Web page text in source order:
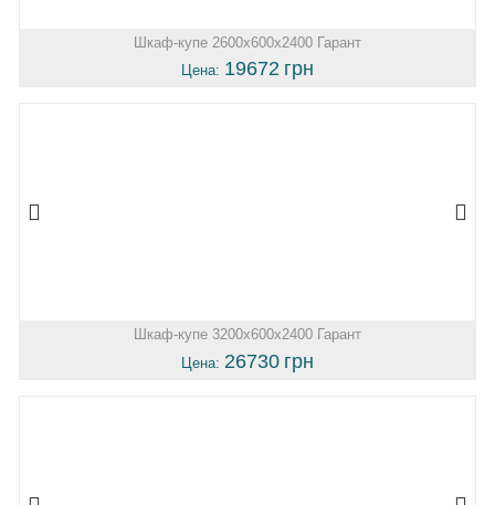
Шкаф-купе 2600х600х2400 Гарант
Цена: 19672 грн
Шкаф-купе 3200х600х2400 Гарант
Цена: 26730 грн